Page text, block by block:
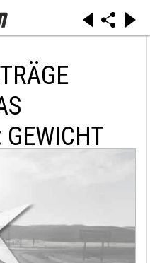
GEWICHT